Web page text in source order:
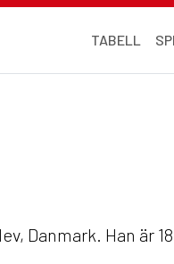
TABELL
Danmark. Han är